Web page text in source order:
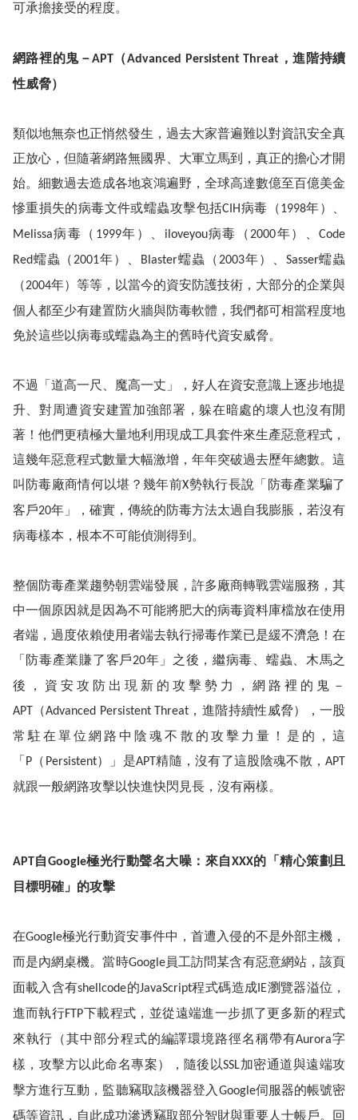
可承擔接受的程度。
網路裡的鬼－APT（Advanced Persistent Threat ，進階持續
性威脅）
類似地無奈也正悄然發生，過去大家普遍難以對資訊安全真
正放心，但隨著網路無國界、大軍立馬到，真正的擔心才開
始。細數過去造成各地哀鴻遍野，全球高達數億至百億美金
慘重損失的病毒文件或蠕蟲攻擊包括CIH病毒（1998年）、
Melissa病毒（ 1999年）、 iloveyou病毒（ 2000年）、Code
Red蠕蟲（ 2001年）、 Blaster蠕蟲（2003年）、 Sasser蠕蟲
（2004年）等等，以當今的資安防護技術，大部分的企業與
個人都至少有建置防火牆與防毒軟體，我們都可相當程度地
免於這些以病毒或蠕蟲為主的舊時代資安威脅。
不過「道高一尺、魔高一丈」，好人在資安意識上逐步地提
升、對周遭資安建置加強部署，躲在暗處的壞人也沒有閒
著！他們更積極大量地利用現成工具套件來生產惡意程式，
這幾年惡意程式數量大幅激增，年年突破過去歷年總數。這
叫防毒廠商情何以堪？幾年前X勢執行長說「防毒產業騙了
客戶20年」，確實，傳統的防毒方法太過自我膨脹，若沒有
病毒樣本，根本不可能偵測得到。
整個防毒產業趨勢朝雲端發展，許多廠商轉戰雲端服務，其
中一個原因就是因為不可能將肥大的病毒資料庫檔放在使用
者端，過度依賴使用者端去執行掃毒作業已是緩不濟急！在
「防毒產業賺了客戶20年」之後，繼病毒、蠕蟲、木馬之
後，資安攻防出現新的攻擊勢力，網路裡的鬼－
APT （Advanced Persistent Threat ，進階持續性威脅），一股
常駐在單位網路中陰魂不散的攻擊力量！是的，這
「 P （ Persistent）」是APT 精隨，沒有了這股陰魂不散，APT
就跟一般網路攻擊以快進快閃見長，沒有兩樣。
APT自Google極光行動聲名大噪：來自XXX的「精心策劃且
目標明確」的攻擊
在Google極光行動資安事件中，首遭入侵的不是外部主機，
而是內網桌機。當時Google員工訪問某含有惡意網站，該頁
面載入含有shellcode的JavaScript程式碼造成 IE瀏覽器溢位，
進而執行FTP下載程式，並從遠端進一步抓了更多新的程式
來執行（其中部分程式的編譯環境路徑名稱帶有Aurora字
樣，攻擊方以此命名專案），隨後以SSL加密通道與遠端攻
擊方進行互動，監聽竊取該機器登入 Google伺服器的帳號密
碼等資訊，自此成功滲透竊取部分智財與重要人士帳戶。回